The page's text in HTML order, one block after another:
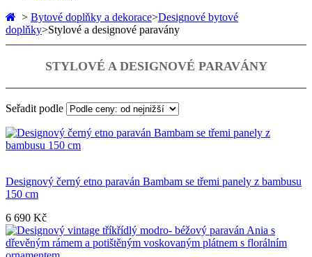
> Bytové doplňky a dekorace>Designové bytové
doplňky>Stylové a designové paravány
STYLOVÉ A DESIGNOVÉ PARAVÁNY
Seřadit podle
Designový černý etno paraván Bambam se třemi panely z bambusu
150 cm
6 690 Kč